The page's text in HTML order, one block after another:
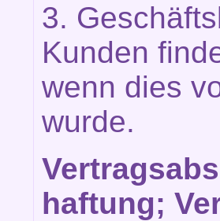
3.
Kunden
wenn dies
wurde.
haftung;